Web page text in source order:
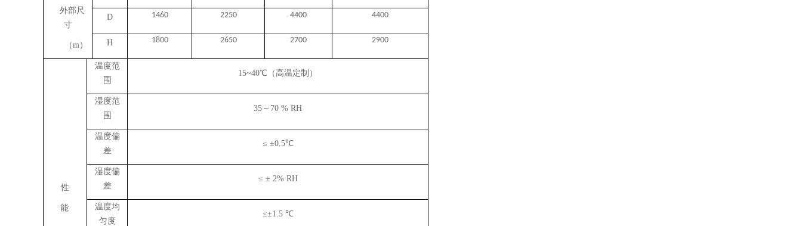
外部尺
寸
（m）
D 1460 2250 4400 4400
H 1800 2650 2700 2900
性
能
温度范
围
15~40℃（高温定制）
湿度范
围
35～70 % RH
温度偏
差
≤ ±0.5℃
湿度偏
差
≤ ± 2% RH
温度均
匀度
≤±1.5 ℃